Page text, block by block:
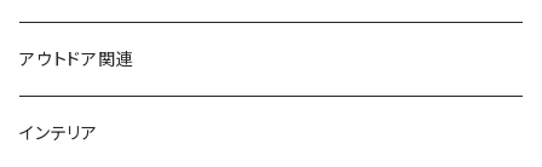
アウトドア関連
インテリア